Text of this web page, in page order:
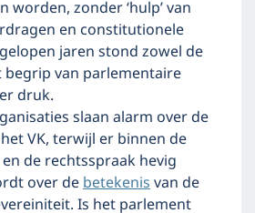
worden, zonder ‘hulp’ van
en constitutionele
jaren stond zowel de
begrip van parlementaire
druk.
slaan alarm over de
VK, terwijl er binnen de
de rechtsspraak hevig
over debetekenisvan de
Is het parlement